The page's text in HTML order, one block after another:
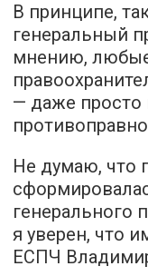
В принципе,
генеральный
мнению,
— даже
Не думаю, что
генерального
я уверен, что
ЕСПЧ